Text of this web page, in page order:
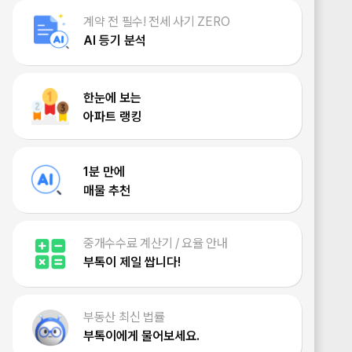
계약 전 필수! 전세 사기 ZERO
AI 등기 분석
한눈에 보는
아파트 랭킹
1분 만에
매물 추천
중개수수료 계산기 / 요율 안내
부톡이 제일 쌉니다!
부동산 최신 법률
부톡이에게 물어보세요.